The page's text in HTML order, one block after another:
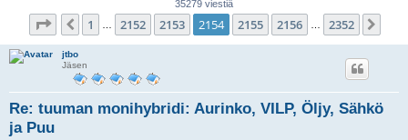
35279 viestiä
Sivu 2154/2352
Edellinen
1 2152 2153 2154 2155 2156 2352
jtbo
Jäsen
Re: tuuman monihybridi: Aurinko, VILP, Öljy, Sähkö
ja Puu